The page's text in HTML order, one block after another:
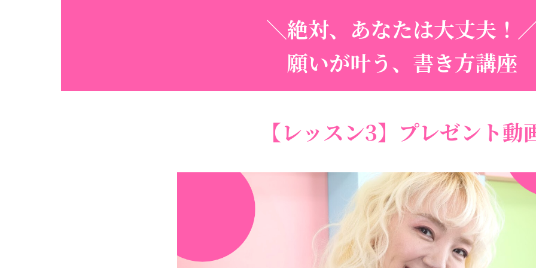
＼絶対、あなたは大丈夫！
願いが叶う、書き方講座
【レッスン3】プレゼント動